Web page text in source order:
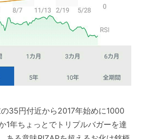
35円付近から2017年始めに1000
1年ちょっとでトリプルバガーを達